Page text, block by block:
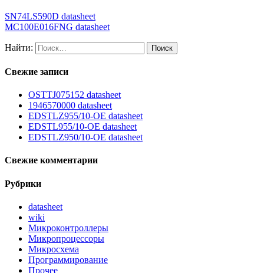
SN74LS590D datasheet
MC100E016FNG datasheet
Найти:
Свежие записи
OSTTJ075152 datasheet
1946570000 datasheet
EDSTLZ955/10-OE datasheet
EDSTL955/10-OE datasheet
EDSTLZ950/10-OE datasheet
Свежие комментарии
Рубрики
datasheet
wiki
Микроконтроллеры
Микропроцессоры
Микросхема
Программирование
Прочее